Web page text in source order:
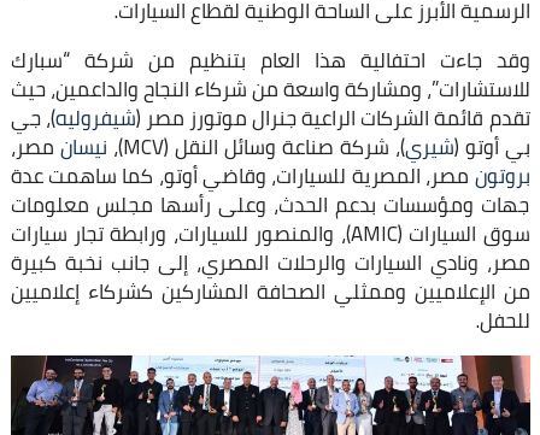
الرسمية الأبرز على الساحة الوطنية لقطاع السيارات.
وقد جاءت احتفالية هذا العام بتنظيم من شركة “سبارك
للاستشارات”، ومشاركة واسعة من شركاء النجاح والداعمين، حيث
تقدم قائمة الشركات الراعية جنرال موتورز مصر (شيفروليه)، جي
بي أوتو (شيري)، شركة صناعة وسائل النقل (MCV)، نيسانمصر،
بروتونمصر، المصرية للسيارات، وقاضي أوتو، كما ساهمت عدة
جهات ومؤسسات بدعم الحدث، وعلى رأسها مجلس معلومات
سوق السيارات (AMIC)، والمنصور للسيارات، ورابطة تجار سيارات
مصر، ونادي السيارات والرحلات المصري، إلى جانب نخبة كبيرة
من الإعلاميين وممثلي الصحافة المشاركين كشركاء إعلاميين
للحفل.